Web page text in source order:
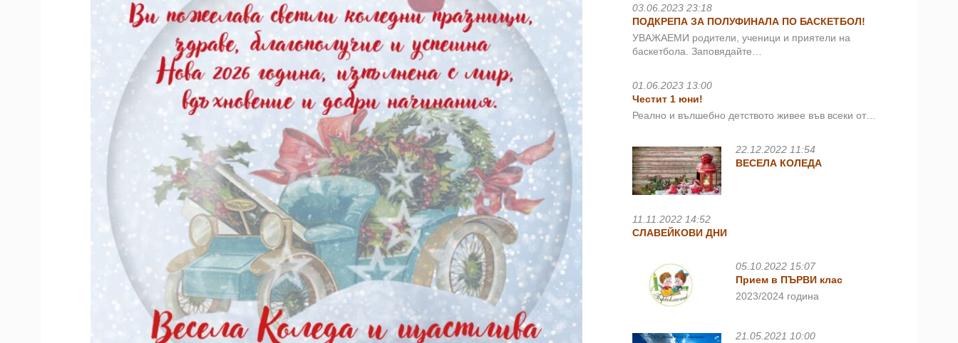
03.06.2023 23:18
ПОДКРЕПА ЗА ПОЛУФИНАЛА ПО БАСКЕТБОЛ!
УВАЖАЕМИ родители, ученици и приятели на
баскетбола. Заповядайте…
01.06.2023 13:00
Честит 1 юни!
Реално и вълшебно детството живее във всеки от…
22.12.2022 11:54
ВЕСЕЛА КОЛЕДА
11.11.2022 14:52
СЛАВЕЙКОВИ ДНИ
05.10.2022 15:07
Прием в ПЪРВИ клас
2023/2024 година
21.05.2021 10:00